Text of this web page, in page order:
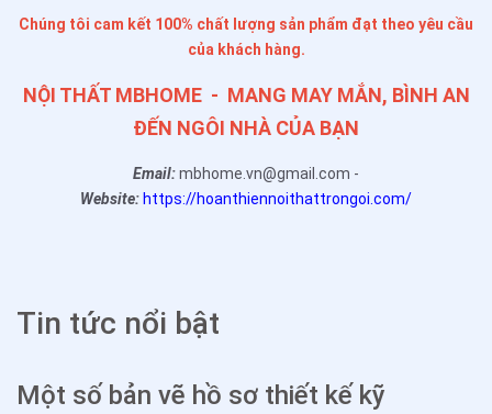
Chúng tôi cam kết 100% chất lượng sản phẩm đạt theo yêu cầu
của khách hàng.
NỘI THẤT MBHOME - MANG MAY MẮN, BÌNH AN
ĐẾN NGÔI NHÀ CỦA BẠN
Email:mbhome.vn@gmail.com -
Website: https://hoanthiennoithattrongoi.com/
Tin tức nổi bật
Một số bản vẽ hồ sơ thiết kế kỹ